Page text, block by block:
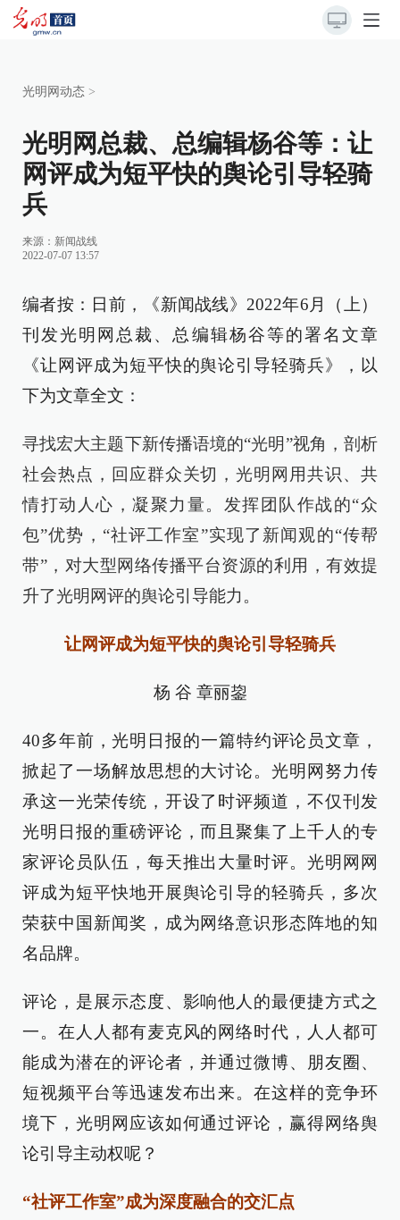
光明网动态 >
光明网总裁、总编辑杨谷等：让
网评成为短平快的舆论引导轻骑
兵
来源： 新闻战线
2022-07-07 13:57
编者按：日前，《新闻战线》2022年6月（上）
刊发光明网总裁、总编辑杨谷等的署名文章
《让网评成为短平快的舆论引导轻骑兵》，以
下为文章全文：
寻找宏大主题下新传播语境的“光明”视角，剖析
社会热点，回应群众关切，光明网用共识、共
情打动人心，凝聚力量。发挥团队作战的“众
包”优势，“社评工作室”实现了新闻观的“传帮
带”，对大型网络传播平台资源的利用，有效提
升了光明网评的舆论引导能力。
让网评成为短平快的舆论引导轻骑兵
杨 谷 章丽鋆
40多年前，光明日报的一篇特约评论员文章，
掀起了一场解放思想的大讨论。光明网努力传
承这一光荣传统，开设了时评频道，不仅刊发
光明日报的重磅评论，而且聚集了上千人的专
家评论员队伍，每天推出大量时评。光明网网
评成为短平快地开展舆论引导的轻骑兵，多次
荣获中国新闻奖，成为网络意识形态阵地的知
名品牌。
评论，是展示态度、影响他人的最便捷方式之
一。在人人都有麦克风的网络时代，人人都可
能成为潜在的评论者，并通过微博、朋友圈、
短视频平台等迅速发布出来。在这样的竞争环
境下，光明网应该如何通过评论，赢得网络舆
论引导主动权呢？
“社评工作室”成为深度融合的交汇点